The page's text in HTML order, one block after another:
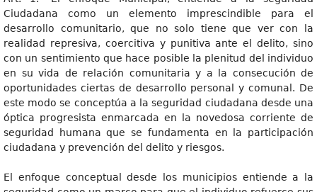
Ciudadana como un elemento imprescindible para el
desarrollo comunitario, que no solo tiene que ver con la
realidad represiva, coercitiva y punitiva ante el delito, sino
con un sentimiento que hace posible la plenitud del individuo
en su vida de relación comunitaria y a la consecución de
oportunidades ciertas de desarrollo personal y comunal. De
este modo se conceptúa a la seguridad ciudadana desde una
óptica progresista enmarcada en la novedosa corriente de
seguridad humana que se fundamenta en la participación
ciudadana y prevención del delito y riesgos.
El enfoque conceptual desde los municipios entiende a la